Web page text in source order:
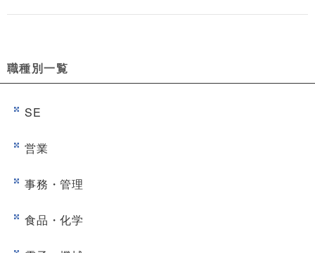
職種別一覧
SE
営業
事務・管理
食品・化学